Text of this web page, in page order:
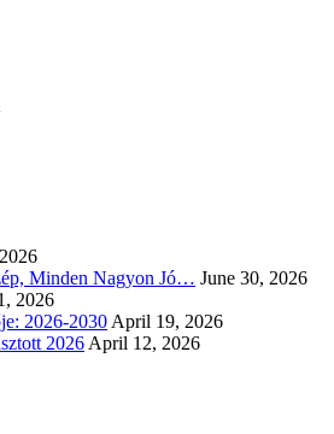
Minden Nagyon Jó… June 30, 2026
2026
2026-2030 April 19, 2026
2026 April 12, 2026